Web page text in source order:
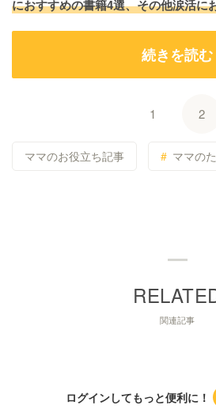
におすすめの書籍4選、その他涙活に
続きを読む
1 2
ママのお役立ち記事 ママの
関連記事
ログインしてもっと便利に！